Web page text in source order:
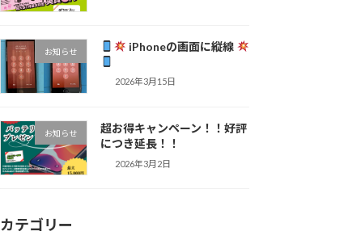
お知らせ iPhoneの画面に縦線
2026年3月15日
お知らせ
超お得キャンペーン！！好評
につき延長！！
2026年3月2日
カテゴリー